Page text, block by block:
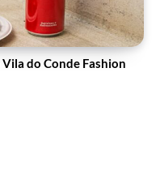
do Conde Fashion